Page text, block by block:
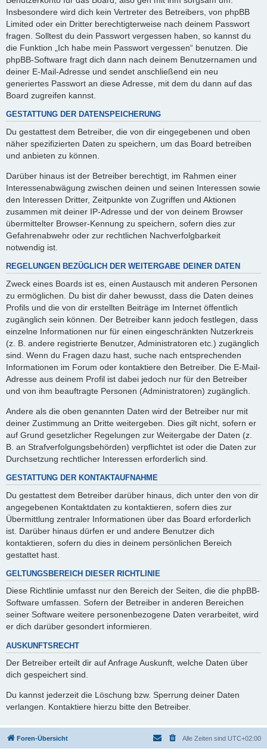
Insbesondere wird dich kein Vertreter des Betreibers, von phpBB
Limited oder ein Dritter berechtigterweise nach deinem Passwort
fragen. Solltest du dein Passwort vergessen haben, so kannst du
die Funktion „Ich habe mein Passwort vergessen“ benutzen. Die
phpBB-Software fragt dich dann nach deinem Benutzernamen und
deiner E-Mail-Adresse und sendet anschließend ein neu
generiertes Passwort an diese Adresse, mit dem du dann auf das
Board zugreifen kannst.
GESTATTUNG DER DATENSPEICHERUNG
Du gestattest dem Betreiber, die von dir eingegebenen und oben
näher spezifizierten Daten zu speichern, um das Board betreiben
und anbieten zu können.
Darüber hinaus ist der Betreiber berechtigt, im Rahmen einer
Interessenabwägung zwischen deinen und seinen Interessen sowie
den Interessen Dritter, Zeitpunkte von Zugriffen und Aktionen
zusammen mit deiner IP-Adresse und der von deinem Browser
übermittelter Browser-Kennung zu speichern, sofern dies zur
Gefahrenabwehr oder zur rechtlichen Nachverfolgbarkeit
notwendig ist.
REGELUNGEN BEZÜGLICH DER WEITERGABE DEINER DATEN
Zweck eines Boards ist es, einen Austausch mit anderen Personen
zu ermöglichen. Du bist dir daher bewusst, dass die Daten deines
Profils und die von dir erstellten Beiträge im Internet öffentlich
zugänglich sein können. Der Betreiber kann jedoch festlegen, dass
einzelne Informationen nur für einen eingeschränkten Nutzerkreis
(z. B. andere registrierte Benutzer, Administratoren etc.) zugänglich
sind. Wenn du Fragen dazu hast, suche nach entsprechenden
Informationen im Forum oder kontaktiere den Betreiber. Die E-Mail-
Adresse aus deinem Profil ist dabei jedoch nur für den Betreiber
und von ihm beauftragte Personen (Administratoren) zugänglich.
Andere als die oben genannten Daten wird der Betreiber nur mit
deiner Zustimmung an Dritte weitergeben. Dies gilt nicht, sofern er
auf Grund gesetzlicher Regelungen zur Weitergabe der Daten (z.
B. an Strafverfolgungsbehörden) verpflichtet ist oder die Daten zur
Durchsetzung rechtlicher Interessen erforderlich sind.
GESTATTUNG DER KONTAKTAUFNAHME
Du gestattest dem Betreiber darüber hinaus, dich unter den von dir
angegebenen Kontaktdaten zu kontaktieren, sofern dies zur
Übermittlung zentraler Informationen über das Board erforderlich
ist. Darüber hinaus dürfen er und andere Benutzer dich
kontaktieren, sofern du dies in deinem persönlichen Bereich
gestattet hast.
GELTUNGSBEREICH DIESER RICHTLINIE
Diese Richtlinie umfasst nur den Bereich der Seiten, die die phpBB-
Software umfassen. Sofern der Betreiber in anderen Bereichen
seiner Software weitere personenbezogene Daten verarbeitet, wird
er dich darüber gesondert informieren.
AUSKUNFTSRECHT
Der Betreiber erteilt dir auf Anfrage Auskunft, welche Daten über
dich gespeichert sind.
Du kannst jederzeit die Löschung bzw. Sperrung deiner Daten
verlangen. Kontaktiere hierzu bitte den Betreiber.
Foren-Übersicht Alle Zeiten sind UTC+02:00